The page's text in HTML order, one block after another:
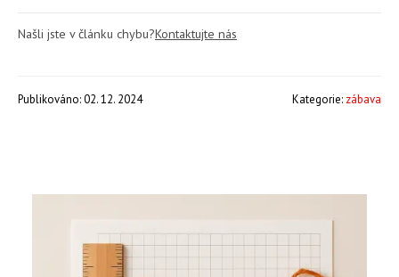
Našli jste v článku chybu?Kontaktujte nás
Publikováno: 02. 12. 2024 Kategorie: zábava